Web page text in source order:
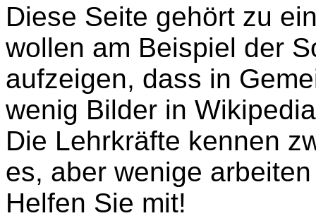
Diese Seite gehört zu
wollen am Beispiel der
aufzeigen, dass in
wenig Bilder in
Die Lehrkräfte kennen
es, aber wenige
Helfen Sie mit!